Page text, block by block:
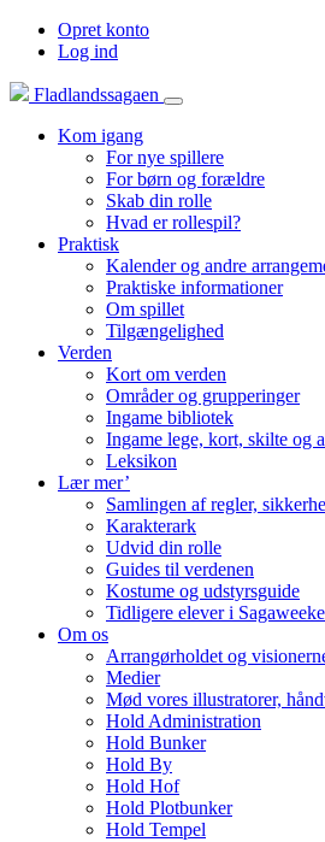
Opret konto
Log ind
Fladlandssagaen
Kom igang
For nye spillere
For børn og forældre
Skab din rolle
Hvad er rollespil?
Praktisk
Kalender og andre
Praktiske informationer
Om spillet
Tilgængelighed
Verden
Kort om verden
Områder og grupperinger
Ingame bibliotek
Ingame lege, kort, skilte og
Leksikon
Lær mer’
Samlingen af regler,
Karakterark
Udvid din rolle
Guides til verdenen
Kostume og udstyrsguide
Tidligere elever i
Om os
Arrangørholdet og
Medier
Mød vores illustratorer,
Hold Administration
Hold Bunker
Hold By
Hold Hof
Hold Plotbunker
Hold Tempel